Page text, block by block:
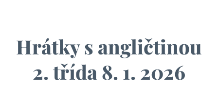
Hrátky s angličtinou
2. třída 8. 1. 2026